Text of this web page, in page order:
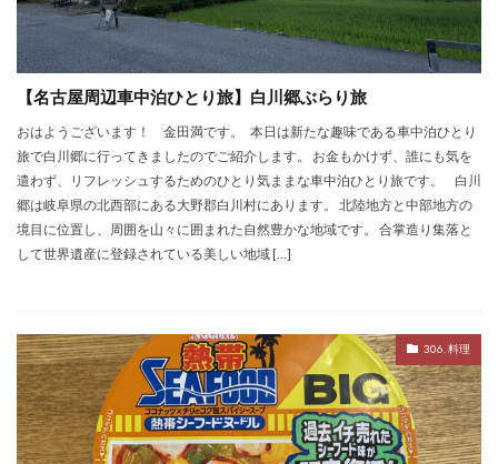
【名古屋周辺車中泊ひとり旅】白川郷ぶらり旅
おはようございます！ 金田満です。 本日は新たな趣味である車中泊ひとり
旅で白川郷に行ってきましたのでご紹介します。 お金もかけず、誰にも気を
遣わず、リフレッシュするためのひとり気ままな車中泊ひとり旅です。 白川
郷は岐阜県の北西部にある大野郡白川村にあります。 北陸地方と中部地方の
境目に位置し、周囲を山々に囲まれた自然豊かな地域です。 合掌造り集落と
して世界遺産に登録されている美しい地域 […]
306. 料理